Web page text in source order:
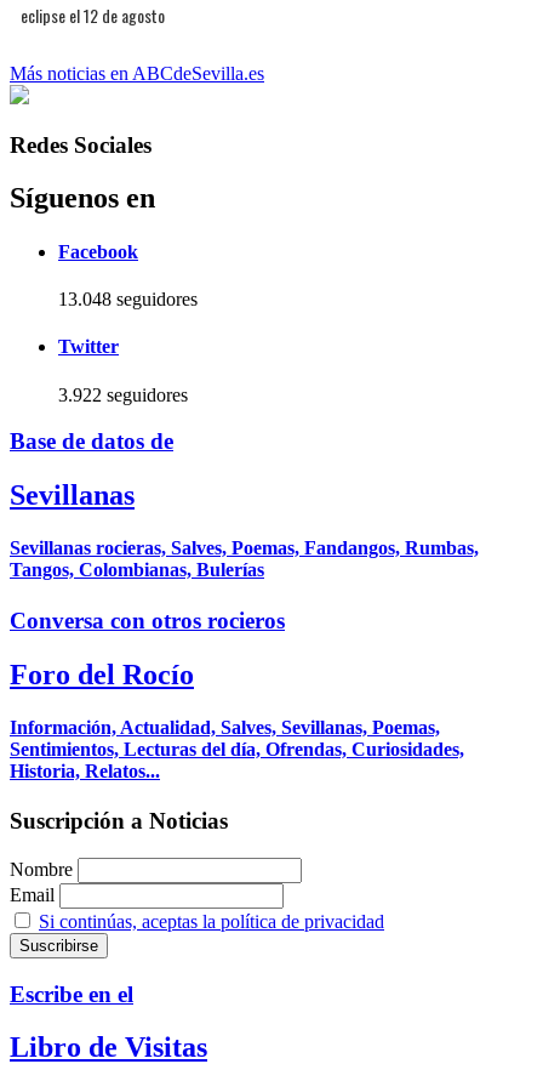
eclipse el 12 de agosto
Más noticias en ABCdeSevilla.es
Redes Sociales
Síguenos en
Facebook
13.048 seguidores
Twitter
3.922 seguidores
Base de datos de
Sevillanas
Sevillanas rocieras, Salves, Poemas, Fandangos, Rumbas,
Tangos, Colombianas, Bulerías
Conversa con otros rocieros
Foro del Rocío
Información, Actualidad, Salves, Sevillanas, Poemas,
Sentimientos, Lecturas del día, Ofrendas, Curiosidades,
Historia, Relatos...
Suscripción a Noticias
Nombre
Email
Si continúas, aceptas la política de privacidad
Escribe en el
Libro de Visitas